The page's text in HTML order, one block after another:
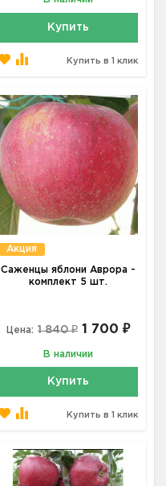
Купить
Купить в 1 клик
Акция
Саженцы яблони Аврора -
комплект 5 шт.
Цена: 1 840 ₽ 1 700 ₽
В наличии
Купить
Купить в 1 клик